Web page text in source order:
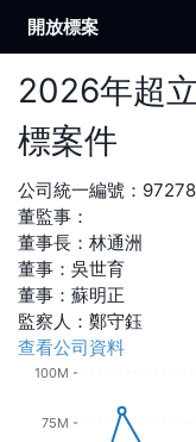
開放標案
2026年超
標案件
公司統一編號：
董監事：
董事長 ： 林通洲
董事 ： 吳世育
董事 ： 蘇明正
監察人 ： 鄭守鈺
查看公司資料
75M
100M